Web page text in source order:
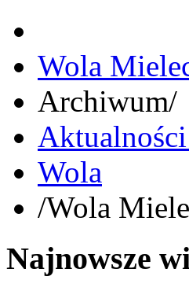
Wola
Archiwum/
Wola
/Wola
Najnowsze